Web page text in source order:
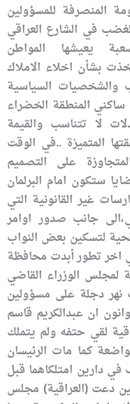
المنصرفة للمسؤولين
في الشارع العراقي
يعيشها المواطن
بشأن اخلاء الاملاك
والشخصيات السياسية
المنطقة الخضراء
لا تتناسب والقيمة
المتميزة ..في الوقت
على التصميم
ستكون امام البرلمان
غير القانونية التي
جانب صدور اوامر
لتسكين بعض النواب
اخر تطور أبدت محافظة
لمجلس الوزراء القاضي
دجلة على مسؤولين
ان عبدالكريم قاسم
لقي حتفه ولم يتملك
كما مات الرئيسان
في دارين امتلكاهما قبل
دعت (العراقية) مجلس